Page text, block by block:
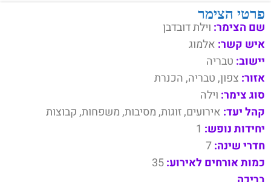
פרטי הצימר
שם הצימר: וילת דובדבן
איש קשר: אלמוג
יישוב: טבריה
אזור: צפון, טבריה, הכנרת
סוג צימר: וילה
קהל יעד: אירועים, זוגות, מסיבות, משפחות, קבוצות
יחידות נופש: 1
חדרי שינה:7
כמות אורחים לאירוע:35